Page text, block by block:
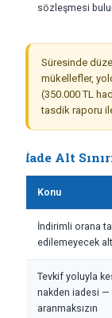
sözleşmesi
Süresinde
mükellefler,
(350.000 TL
tasdik raporu
İade Alt
Konu
İndirimli orana
edilemeyecek alt
Tevkif yoluyla
nakden iadesi
aranmaksızın